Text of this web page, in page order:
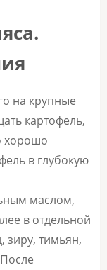
на крупные
картофель,
хорошо
в глубокую
маслом,
в отдельной
зиру, тимьян,